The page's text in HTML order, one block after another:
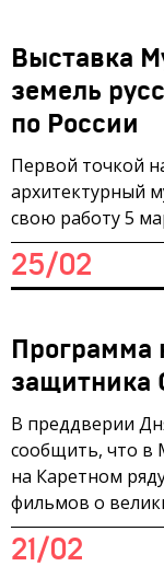
Выставка
земель
по России
Первой точкой
архитектурный
свою работу 5
25/02
Программа
защитника
В преддверии
сообщить, что в
на Каретном
фильмов о
21/02